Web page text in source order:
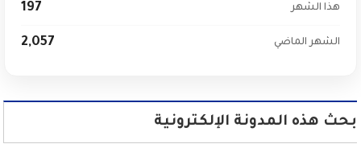
هذا الشهر 197
الشهر الماضي 2,057
بحث هذه المدونة الإلكترونية